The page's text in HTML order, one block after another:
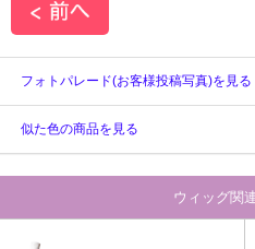
フォトパレード(お客様投稿写真)を見る
似た色の商品を見る
ウィッグ関